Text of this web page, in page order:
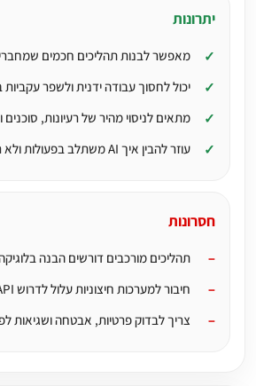
יתרונות
מאפשר לבנות תהליכים חכמים
יכול לחסוך עבודה ידנית ולשפר
מתאים לניסוי מהיר של רעיונות, סוכנים
עוזר להבין איך AI משתלב בפעולות ולא רק ביצירת טקסט
חסרונות
תהליכים מורכבים דורשים הבנה
חיבור למערכות חיצוניות עלול לדרוש API או Webhooks
צריך לבדוק פרטיות, אבטחה ושגיאות